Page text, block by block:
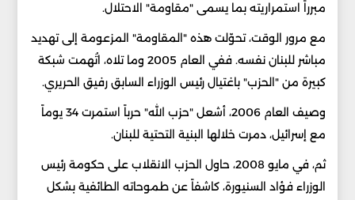
مبرراً استمراريته بما يسمى "مقاومة" الاحتلال.
مع مرور الوقت، تحوّلت هذه "المقاومة" المزعومة إلى تهديد
مباشر للبنان نفسه. ففي العام 2005 وما تلاه، اتُهمت شبكة
كبيرة من "الحزب" باغتيال رئيس الوزراء السابق رفيق الحريري.
وصيف العام 2006، أشعل "حزب الله" حرباً استمرت 34 يوماً
مع إسرائيل، دمرت خلالها البنية التحتية للبنان.
ثم، في مايو 2008، حاول الحزب الانقلاب على حكومة رئيس
الوزراء فؤاد السنيورة، كاشفاً عن طموحاته الطائفية بشكل